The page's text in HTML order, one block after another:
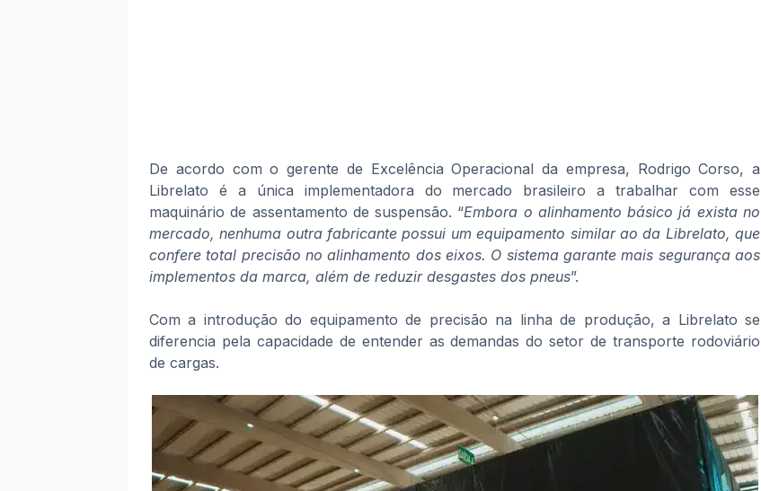
De acordo com o gerente de Excelência Operacional da empresa, Rodrigo Corso, a
Librelato é a única implementadora do mercado brasileiro a trabalhar com esse
maquinário de assentamento de suspensão. “Embora o alinhamento básico já exista no
mercado, nenhuma outra fabricante possui um equipamento similar ao da Librelato, que
confere total precisão no alinhamento dos eixos. O sistema garante mais segurança aos
implementos da marca, além de reduzir desgastes dos pneus”.
Com a introdução do equipamento de precisão na linha de produção, a Librelato se
diferencia pela capacidade de entender as demandas do setor de transporte rodoviário
de cargas.